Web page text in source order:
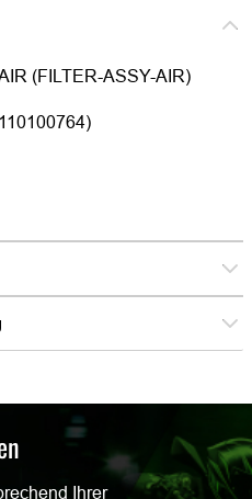
(FILTER-ASSY-AIR)
Ihrer